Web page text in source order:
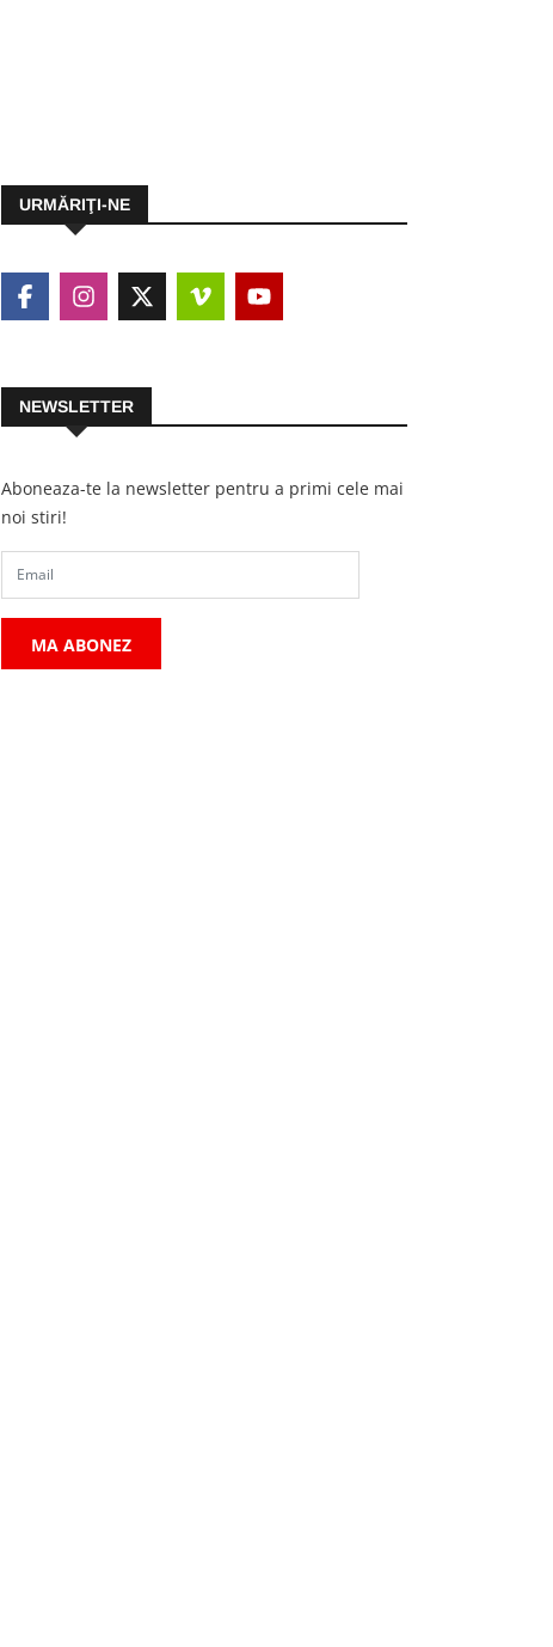
URMĂRIŢI-NE
NEWSLETTER
Aboneaza-te la newsletter pentru a primi cele mai
noi stiri!
MA ABONEZ